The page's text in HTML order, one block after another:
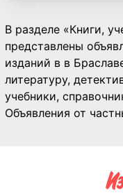
В разделе «Книги,
представлены
изданий в в
литературу,
учебники,
Объявления от